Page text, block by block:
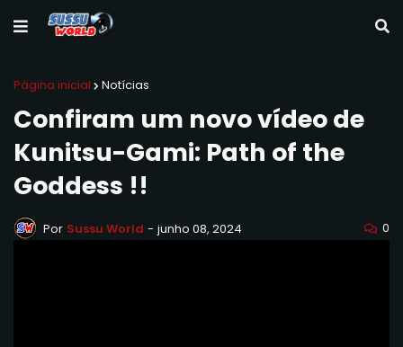
Página inicial Notícias
Confiram um novo vídeo de
Kunitsu-Gami: Path of the
Goddess !!
Por Sussu World - junho 08, 2024 0